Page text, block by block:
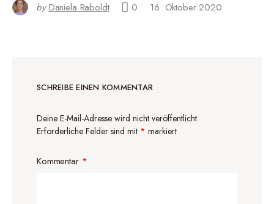
by Daniela Raboldt 0 16. Oktober 2020
SCHREIBE EINEN KOMMENTAR
Deine E-Mail-Adresse wird nicht veröffentlicht.
Erforderliche Felder sind mit * markiert
Kommentar *